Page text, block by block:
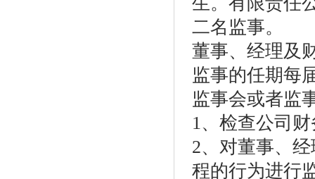
二名监事。
董事、经理及
监事的任期每
监事会或者监
1、检查公司
2、对董事、
程的行为进行